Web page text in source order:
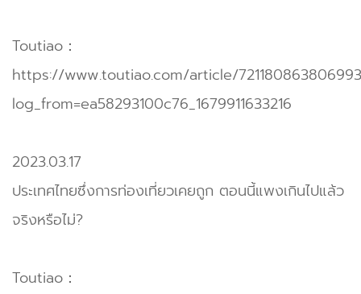
Toutiao：
https://www.toutiao.com/article/
log_from=ea58293100c76_1679911633216
2023.03.17
ประเทศไทยซึ่งการท่องเที่ยวเคยถูก ตอนนี้แพงเกินไปแล้ว
จริงหรือไม่?
Toutiao：